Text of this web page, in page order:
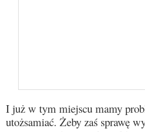
I już w tym miejscu mamy
utożsamiać. Żeby zaś sprawę